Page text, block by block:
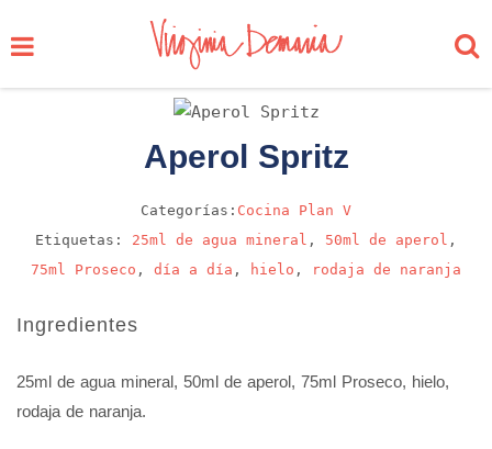
Aperol Spritz
Categorías: Cocina
Plan V
Etiquetas: 25ml de agua mineral , 50ml de aperol ,
75ml Proseco , día a día , hielo , rodaja de naranja
Ingredientes
25ml de agua mineral, 50ml de aperol, 75ml Proseco, hielo,
rodaja de naranja.